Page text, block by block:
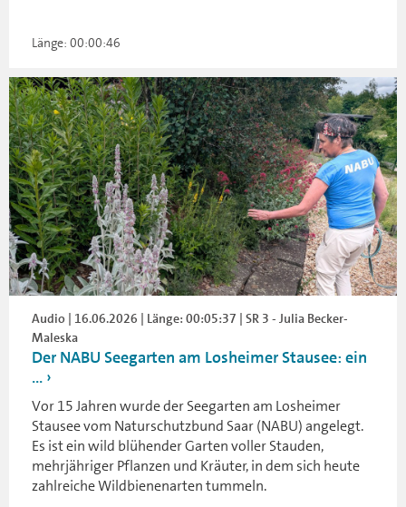
Länge: 00:00:46
Audio | 16.06.2026 | Länge: 00:05:37 | SR 3 - Julia Becker-
Maleska
Der NABU Seegarten am Losheimer Stausee: ein
...
Vor 15 Jahren wurde der Seegarten am Losheimer
Stausee vom Naturschutzbund Saar (NABU) angelegt.
Es ist ein wild blühender Garten voller Stauden,
mehrjähriger Pflanzen und Kräuter, in dem sich heute
zahlreiche Wildbienenarten tummeln.